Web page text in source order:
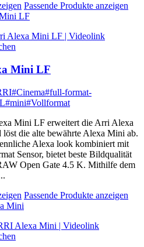
Passende Produkte anzeigen
LF
Mini LF
#Cinema#full-format-
#mini#Vollformat
Mini LF erweitert die Arri Alexa
löst die alte bewährte Alexa Mini ab.
Alexa look kombiniert mit
Sensor, bietet beste Bildqualität
Open Gate 4.5 K. Mithilfe dem
Passende Produkte anzeigen
Mini